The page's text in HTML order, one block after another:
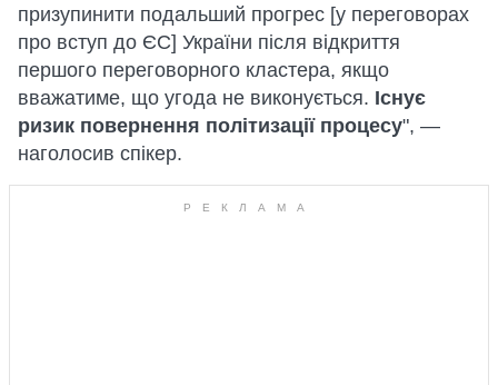
призупинити подальший прогрес [у переговорах
про вступ до ЄС] України після відкриття
першого переговорного кластера, якщо
вважатиме, що угода не виконується. Існує
ризик повернення політизації процесу", —
наголосив спікер.